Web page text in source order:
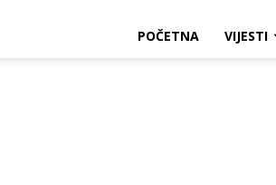
POČETNA VIJESTI